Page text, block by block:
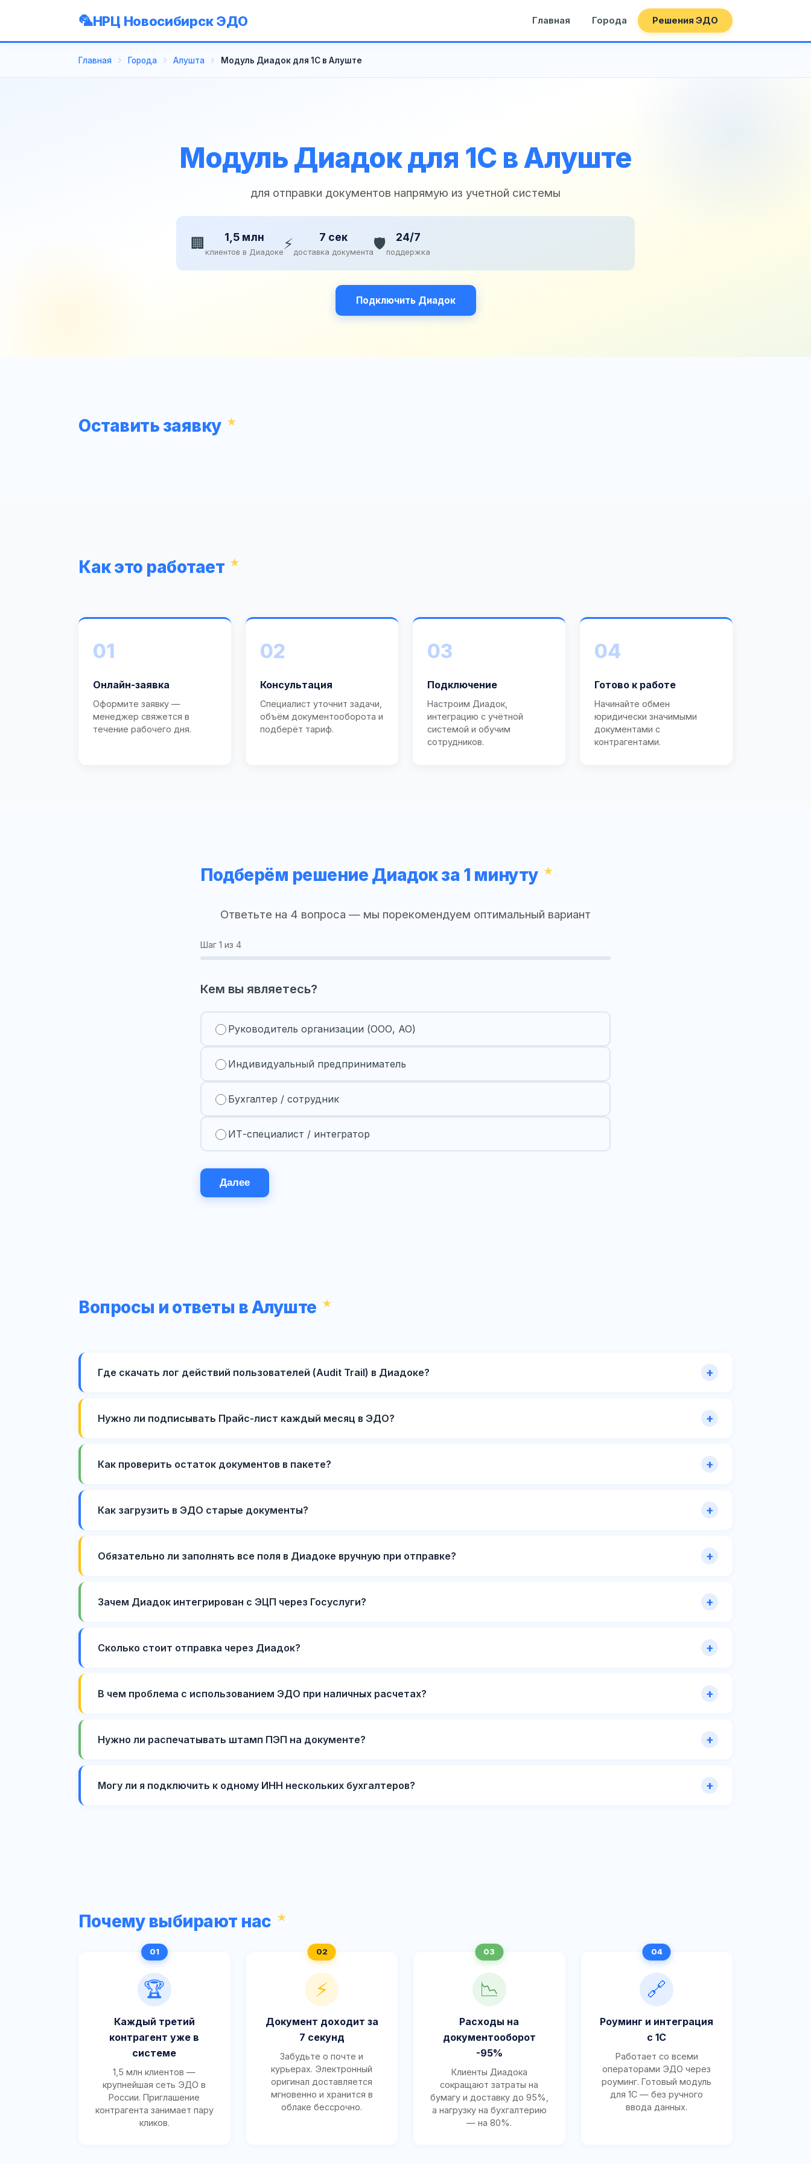
НРЦ Новосибирск ЭДО Главная Города Решения ЭДО
Главная Города Алушта Модуль Диадок для 1С в Алуште
Модуль Диадок для 1С в Алуште
для отправки документов напрямую из учетной системы
🏢 1,5 млн
клиентов в Диадоке ⚡ 7 сек
доставка документа🛡️ 24/7
поддержка
Подключить Диадок
Оставить заявку
Как это работает
01
Онлайн-заявка
Оформите заявку —
менеджер свяжется в
течение рабочего дня.
02
Консультация
Специалист уточнит задачи,
объём документооборота и
подберёт тариф.
03
Подключение
Настроим Диадок,
интеграцию с учётной
системой и обучим
сотрудников.
04
Готово к работе
Начинайте обмен
юридически значимыми
документами с
контрагентами.
Подберём решение Диадок за 1 минуту
Ответьте на 4 вопроса — мы порекомендуем оптимальный вариант
Шаг 1 из 4
Кем вы являетесь?
Руководитель организации (ООО, АО)
Индивидуальный предприниматель
Бухгалтер / сотрудник
ИТ-специалист / интегратор
Далее
Вопросы и ответы в Алуште
Где скачать лог действий пользователей (Audit Trail) в Диадоке?
Нужно ли подписывать Прайс-лист каждый месяц в ЭДО?
Как проверить остаток документов в пакете?
Как загрузить в ЭДО старые документы?
Обязательно ли заполнять все поля в Диадоке вручную при отправке?
Зачем Диадок интегрирован с ЭЦП через Госуслуги?
Сколько стоит отправка через Диадок?
В чем проблема с использованием ЭДО при наличных расчетах?
Нужно ли распечатывать штамп ПЭП на документе?
Могу ли я подключить к одному ИНН нескольких бухгалтеров?
Почему выбирают нас
🏆
Каждый третий
контрагент уже в
системе
1,5 млн клиентов —
крупнейшая сеть ЭДО в
России. Приглашение
контрагента занимает пару
кликов.
⚡
Документ доходит за
7 секунд
Забудьте о почте и
курьерах. Электронный
оригинал доставляется
мгновенно и хранится в
облаке бессрочно.
📉
Расходы на
документооборот
-95%
Клиенты Диадока
сокращают затраты на
бумагу и доставку до 95%,
а нагрузку на бухгалтерию
— на 80%.
🔗
Роуминг и интеграция
с 1С
Работает со всеми
операторами ЭДО через
роуминг. Готовый модуль
для 1С — без ручного
ввода данных.